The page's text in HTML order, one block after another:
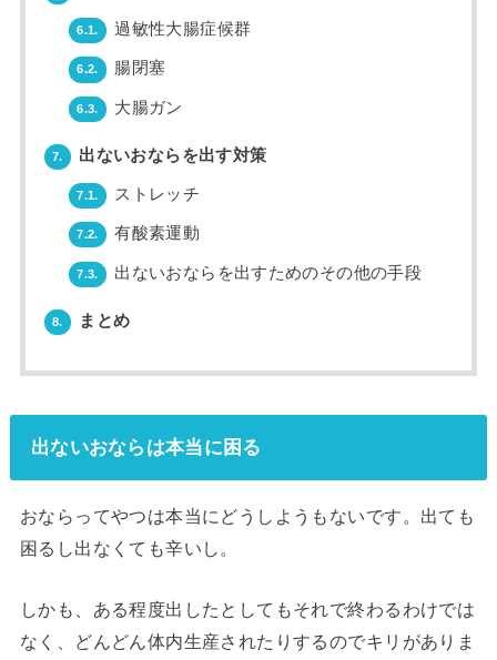
6.1. 過敏性大腸症候群
6.2. 腸閉塞
6.3. 大腸ガン
7. 出ないおならを出す対策
7.1. ストレッチ
7.2. 有酸素運動
7.3. 出ないおならを出すためのその他の手段
8. まとめ
出ないおならは本当に困る
おならってやつは本当にどうしようもないです。出ても
困るし出なくても辛いし。
しかも、ある程度出したとしてもそれで終わるわけでは
なく、どんどん体内生産されたりするのでキリがありま